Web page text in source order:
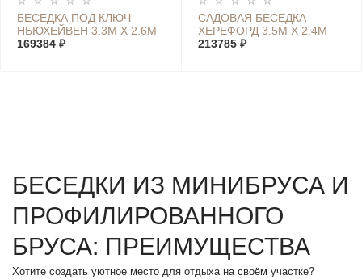
БЕСЕДКА ПОД КЛЮЧ
НЬЮХЕЙВЕН 3.3М X 2.6М
169384 ₽
САДОВАЯ БЕСЕДКА
ХЕРЕФОРД 3.5М Х 2.4М
213785 ₽
БЕСЕДКИ ИЗ МИНИБРУСА И
ПРОФИЛИРОВАННОГО
БРУСА: ПРЕИМУЩЕСТВА
Хотите создать уютное место для отдыха на своём участке?